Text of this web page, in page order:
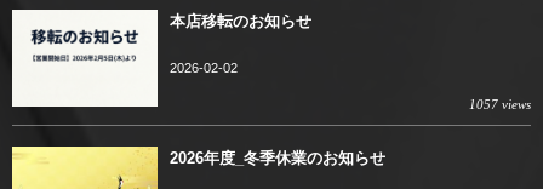
本店移転のお知らせ
2026-02-02
1057 views
2026年度_冬季休業のお知らせ